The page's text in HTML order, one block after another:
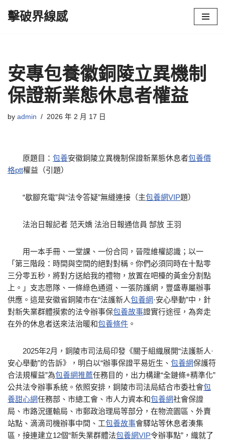
擊破界線感
安專包養徽銅陵立異機制
保證新業態休息者權益
by admin 2026 年 2 月 17 日
原題目： 包養安徽銅陵立異機制保證新業態休息者包養價
格ptt權益（引題）
“歇腳充電”與“法令答疑”無縫連接（主包養網VIP題）
法治日報記者 范天嬌 法治日報通信員 郜放 王羽
用一本手冊、一堂課、一份合同，晉陞維權認識；以一
「第三階段：時間與空間的絕對對稱。你們必須同時在十點零
三分零五秒，將對方送給我的禮物，放置在吧檯的黃金分割點
上。」支志愿隊、一條綠色通道、一張防護網，豐盛專屬辦事
供應。這是安徽省銅陵市在“法護新人包養網·安心舉動”中，針
對新失業群體摸索的法令辦事保包養故事證實行途徑，為奔走
在外的休息者送來法治暖和包養條件 。
2025年2月，銅陵市司法局印發《關于組織展開“法護新人·
安心舉動”的告訴》，明白以“辦事保證平易近生、 包養網保護符
合法規權益”為包養網推薦任務目的，出力構建“全鏈條+精準化”
公共法令辦事系統。依照安排，銅陵市司法局結合市委社會包
養甜心網任務部、市總工會、市人力資本和包養網社會保證
局、市路況運輸局、市郵政治理局等部分，在物流園區、外賣
站點、滴滴司機辦事中間、工包養故事會驛站等休息者湊集
區，接連建立12個“新失業群體法包養網VIP令辦事點”，織就了